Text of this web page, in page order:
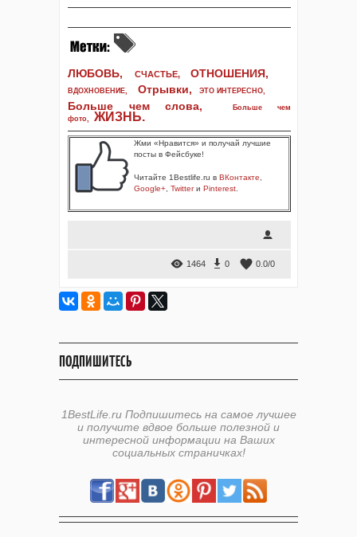
ЛЮБОВЬ, СЧАСТЬЕ, ОТНОШЕНИЯ,
ВДОХНОВЕНИЕ, Отрывки, ЭТО ИНТЕРЕСНО,
Больше чем слова,
Больше чем
фото, ЖИЗНЬ.
Жми «Нравится» и получай лучшие
посты в Фейсбуке!
Читайте 1Bestlife.ru в ВКонтакте
Google+ Twitterи Pinterest
1464 0 0.0/0
ПОДПИШИТЕСЬ
1BestLife.ru Подпишитесь на самое лучшее
и получите вдвое больше полезной и
интересной информации на Ваших
социальных страничках!